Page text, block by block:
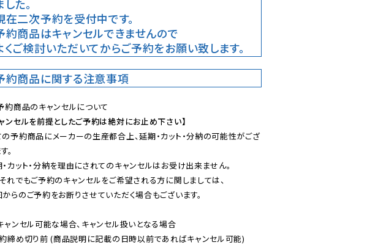
した。
在二次予約を受付中です。
約商品はキャンセルできませんので
くご検討いただいてからご予約をお願い致します。
約商品に関する注意事項
ャンセルを前提としたご予約は絶対にお止め下さい】
予約商品にメーカーの生産都合上、延期・カット・分納の可能性がござ
。
カット・分納を理由にされてのキャンセルはお受け出来ません。
それでもご予約のキャンセルをご希望される方に関しましては、
らのご予約をお断りさせていただく場合もございます。
ンセル可能な場合、キャンセル扱いとなる場合
約締め切り前 (商品説明に記載の日時以前であればキャンセル可能)